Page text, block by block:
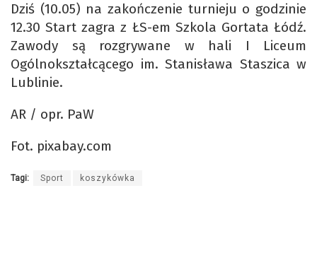
Dziś (10.05) na zakończenie turnieju o godzinie
12.30 Start zagra z ŁS-em Szkola Gortata Łódź.
Zawody są rozgrywane w hali I Liceum
Ogólnokształcącego im. Stanisława Staszica w
Lublinie.
AR / opr. PaW
Fot. pixabay.com
Tagi: Sport koszykówka